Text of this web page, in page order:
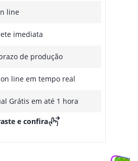
line
imediata
de produção
line em tempo real
Grátis em até 1 hora
e confira